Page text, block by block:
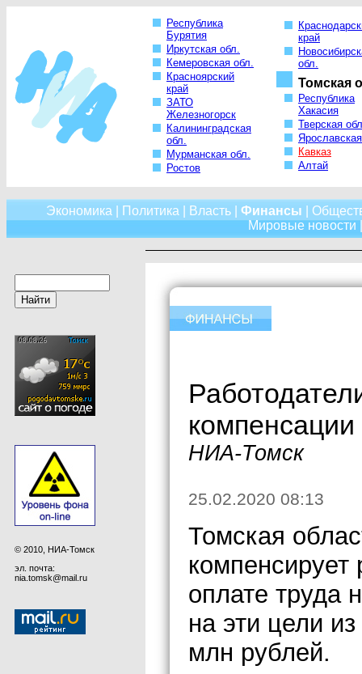
Республика
Бурятия
Иркутская обл.
Кемеровская обл.
Красноярский
край
ЗАТО
Железногорск
Калининградская
обл.
Мурманская обл.
Ростов
край
обл.
Томская
Республика
Хакасия
Тверская
Кавказ
Алтай
Экономика Политика Власть| Финансы
Мировые новости
© 2010, НИА-Томск
эл. почта:
nia.tomsk@mail.ru
НИА-Томск
25.02.2020 08:13
Томская
компенсирует
оплате труда
на эти цели
млн рублей.